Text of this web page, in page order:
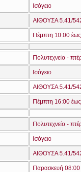
Ισόγειο
ΑΙΘΟΥΣΑ 5.41/
Πέμπτη 10:00
Πολυτεχνείο -
Ισόγειο
ΑΙΘΟΥΣΑ 5.41/
Πέμπτη 16:00
Πολυτεχνείο -
Ισόγειο
ΑΙΘΟΥΣΑ 5.41/
Παρασκευή